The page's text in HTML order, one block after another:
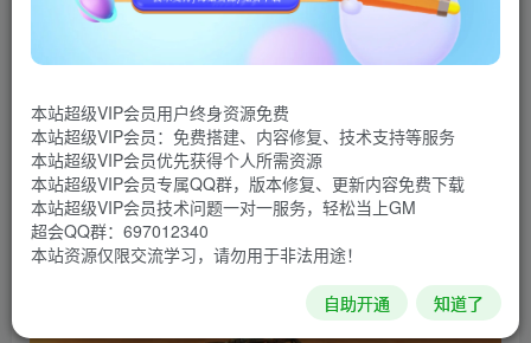
戏，设置在一个后世界末日世界，司机们定制了装备武器武
库的汽车，以使每个赛车手都有竞争优势。目标是通过多次
赛！免广告获得奖励。
游戏截图
本站超级VIP会员用户终身资源免费
本站超级VIP会员：免费搭建、内容修复、技术支持等服务
本站超级VIP会员优先获得个人所需资源
本站超级VIP会员专属QQ群，版本修复、更新内容免费下载
本站超级VIP会员技术问题一对一服务，轻松当上GM
超会QQ群：697012340
本站资源仅限交流学习，请勿用于非法用途！
自助开通 知道了